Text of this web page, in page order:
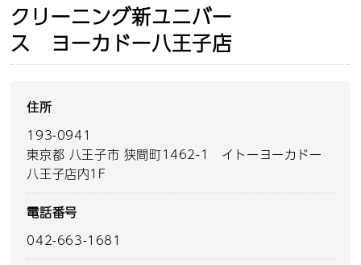
クリーニング新ユニバー
ス ヨーカドー八王子店
住所
193-0941
東京都 八王子市 狭間町1462-1 イトーヨーカドー
八王子店内1F
電話番号
042-663-1681